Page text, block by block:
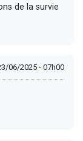
de la survie
06/2025 - 07h00